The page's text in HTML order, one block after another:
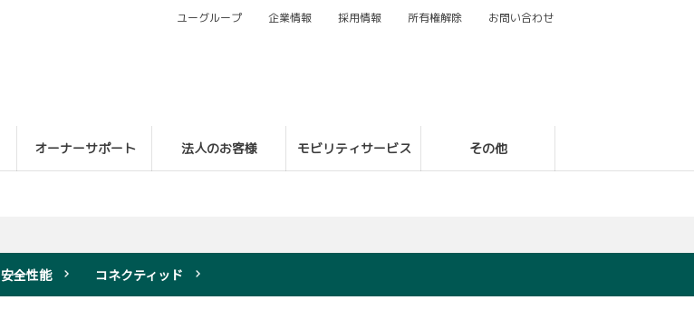
オーナーサポート 法人のお客様 モビリティサービス その他
ユーグループ 企業情報 採用情報 所有権解除 お問い合わせ
安全性能 コネクティッド